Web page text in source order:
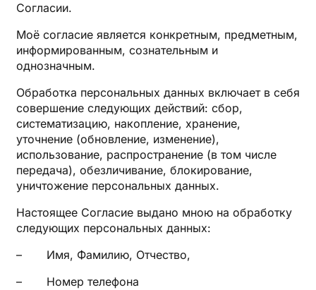
Согласии.
Моё согласие является конкретным, предметным,
информированным, сознательным и
однозначным.
Обработка персональных данных включает в себя
совершение следующих действий: сбор,
систематизацию, накопление, хранение,
уточнение (обновление, изменение),
использование, распространение (в том числе
передача), обезличивание, блокирование,
уничтожение персональных данных.
Настоящее Согласие выдано мною на обработку
следующих персональных данных:
– Имя, Фамилию, Отчество,
– Номер телефона